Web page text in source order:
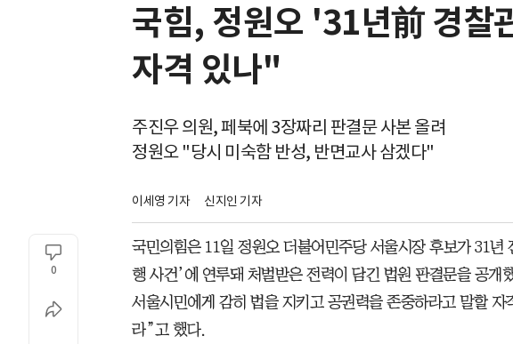
국힘, 정원오 '31년前 경찰
자격 있나"
주진우 의원, 페북에 3장짜리 판결문 사본 올려
정원오 "당시 미숙함 반성, 반면교사 삼겠다"
이세영 기자 신지인 기자
0
국민의힘은 11일 정원오 더불어민주당 서울시장 후보가 31년
행 사건’에 연루돼 처벌받은 전력이 담긴 법원 판결문을 공개
서울시민에게 감히 법을 지키고 공권력을 존중하라고 말할 자
라”고 했다.